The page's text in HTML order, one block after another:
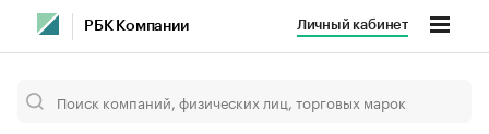
РБК Компании Личный кабинет